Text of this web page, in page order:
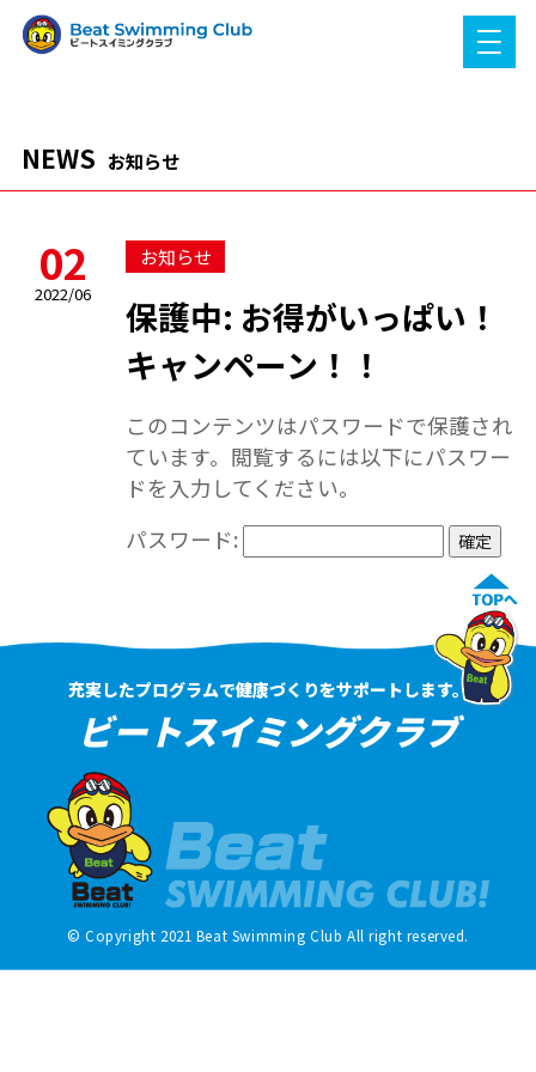
NEWS お知らせ
02
2022/06
お知らせ
保護中: お得がいっぱい！
キャンペーン！！
このコンテンツはパスワードで保護され
ています。閲覧するには以下にパスワー
ドを入力してください。
パスワード:
充実したプログラムで健康づくりをサポートします。
ビートスイミングクラブ
© Copyright 2021 Beat Swimming Club All right reserved.